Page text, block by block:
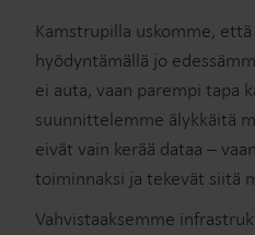
Kamstrupilla uskomme,
hyödyntämällä jo
ei auta, vaan parempi tapa
suunnittelemme älykkäitä
eivät vain kerää dataa –
toiminnaksi ja tekevät siitä
Vahvistaaksemme